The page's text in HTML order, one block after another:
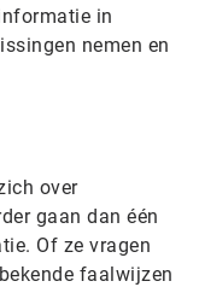
in
nemen en
over
gaan dan één
Of ze vragen
faalwijzen